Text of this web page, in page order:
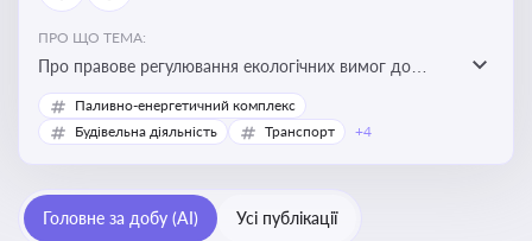
ПРО ЩО ТЕМА:
Про правове регулювання екологічних вимог до
виробництв, включно з дозволами, перевірками,
стандартами викидів і гармонізацією з
Паливно-енергетичний комплекс
Будівельна діяльність
Транспорт +4
Головне за добу (AI) Усі публікації